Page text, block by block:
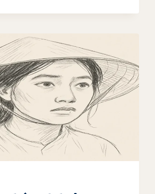
NGƯỜI
CÙNG
CÒN
ÔM
LẤY
NỖI
NHỚ
VỀ
CÁI
GIẾNG
CŨ
ĐẦU